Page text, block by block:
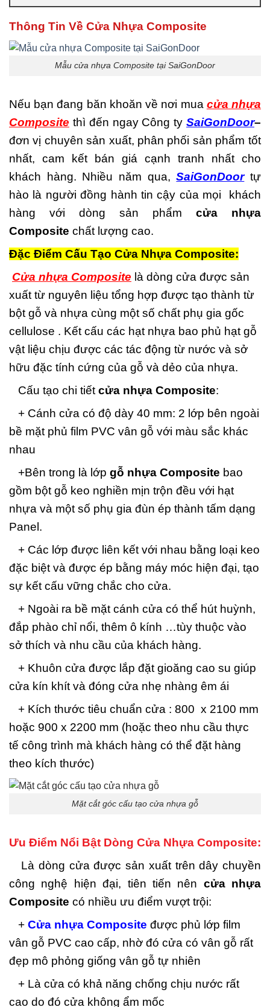
Thông Tin Về Cửa Nhựa Composite
Mẫu cửa nhựa Composite tại SaiGonDoor
Nếu bạn đang băn khoăn về nơi mua cửa nhựa
Composite thì đến ngay Công ty SaiGonDoor–
đơn vị chuyên sản xuất, phân phối sản phẩm tốt
nhất, cam kết bán giá cạnh tranh nhất cho
khách hàng. Nhiều năm qua,SaiGonDoortự
hào là người đồng hành tin cậy của mọi khách
hàng với dòng sản phẩm cửa nhựa
Composite chất lượng cao.
Đặc Điểm Cấu Tạo Cửa Nhựa Composite:
Cửa nhựa Composite là dòng cửa được sản
xuất từ nguyên liệu tổng hợp được tạo thành từ
bột gỗ và nhựa cùng một số chất phụ gia gốc
cellulose . Kết cấu các hạt nhựa bao phủ hạt gỗ
vật liệu chịu được các tác động từ nước và sở
hữu đặc tính cứng của gỗ và dẻo của nhựa.
Cấu tạo chi tiết cửa nhựa Composite:
+ Cánh cửa có độ dày 40 mm: 2 lớp bên ngoài
bề mặt phủ film PVC vân gỗ với màu sắc khác
nhau
+Bên trong là lớp gỗ nhựa Composite bao
gồm bột gỗ keo nghiền mịn trộn đều với hạt
nhựa và một số phụ gia đùn ép thành tấm dạng
Panel.
+ Các lớp được liên kết với nhau bằng loại keo
đặc biệt và được ép bằng máy móc hiện đại, tạo
sự kết cấu vững chắc cho cửa.
+ Ngoài ra bề mặt cánh cửa có thể hút huỳnh,
đắp phào chỉ nổi, thêm ô kính …tùy thuộc vào
sở thích và nhu cầu của khách hàng.
+ Khuôn cửa được lắp đặt gioăng cao su giúp
cửa kín khít và đóng cửa nhẹ nhàng êm ái
+ Kích thước tiêu chuẩn cửa : 800 x 2100 mm
hoặc 900 x 2200 mm (hoặc theo nhu cầu thực
tế công trình mà khách hàng có thể đặt hàng
theo kích thước)
Mặt cắt góc cấu tạo cửa nhựa gỗ
Ưu Điểm Nổi Bật Dòng Cửa Nhựa Composite:
Là dòng cửa được sản xuất trên dây chuyền
công nghệ hiện đại, tiên tiến nên cửa nhựa
Composite có nhiều ưu điểm vượt trội:
+ Cửa nhựa Composite được phủ lớp film
vân gỗ PVC cao cấp, nhờ đó cửa có vân gỗ rất
đẹp mô phỏng giống vân gỗ tự nhiên
+ Là cửa có khả năng chống chịu nước rất
cao do đó cửa không ẩm mốc